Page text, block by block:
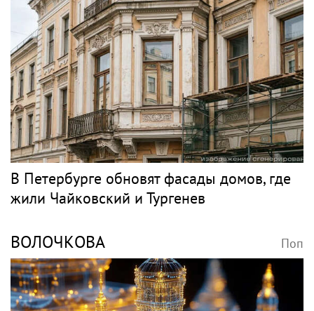
В Петербурге обновят фасады домов, где
жили Чайковский и Тургенев
ВОЛОЧКОВА Поп